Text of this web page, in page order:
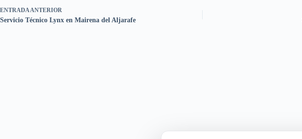
ENTRADA ANTERIOR
Servicio Técnico Lynx en Mairena del Aljarafe